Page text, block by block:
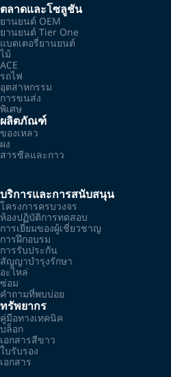
ตลาดและโซลูชัน
ยานยนต์ OEM
ยานยนต์ Tier One
แบตเตอรี่ยานยนต์
ไม้
ACE
รถไฟ
อุตสาหกรรม
การขนส่ง
พิเศษ
ผลิตภัณฑ์
ของเหลว
ผง
สารซีลและกาว
บริการและการสนับสนุน
โครงการครบวงจร
ห้องปฏิบัติการทดสอบ
การเยี่ยมของผู้เชี่ยวชาญ
การฝึกอบรม
การรับประกัน
สัญญาบำรุงรักษา
อะไหล่
ซ่อม
คำถามที่พบบ่อย
ทรัพยากร
คู่มือทางเทคนิค
บล็อก
เอกสารสีขาว
ใบรับรอง
เอกสาร